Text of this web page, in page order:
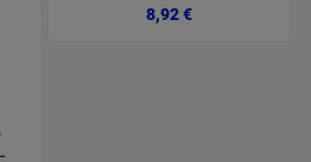
8,92 €Preço